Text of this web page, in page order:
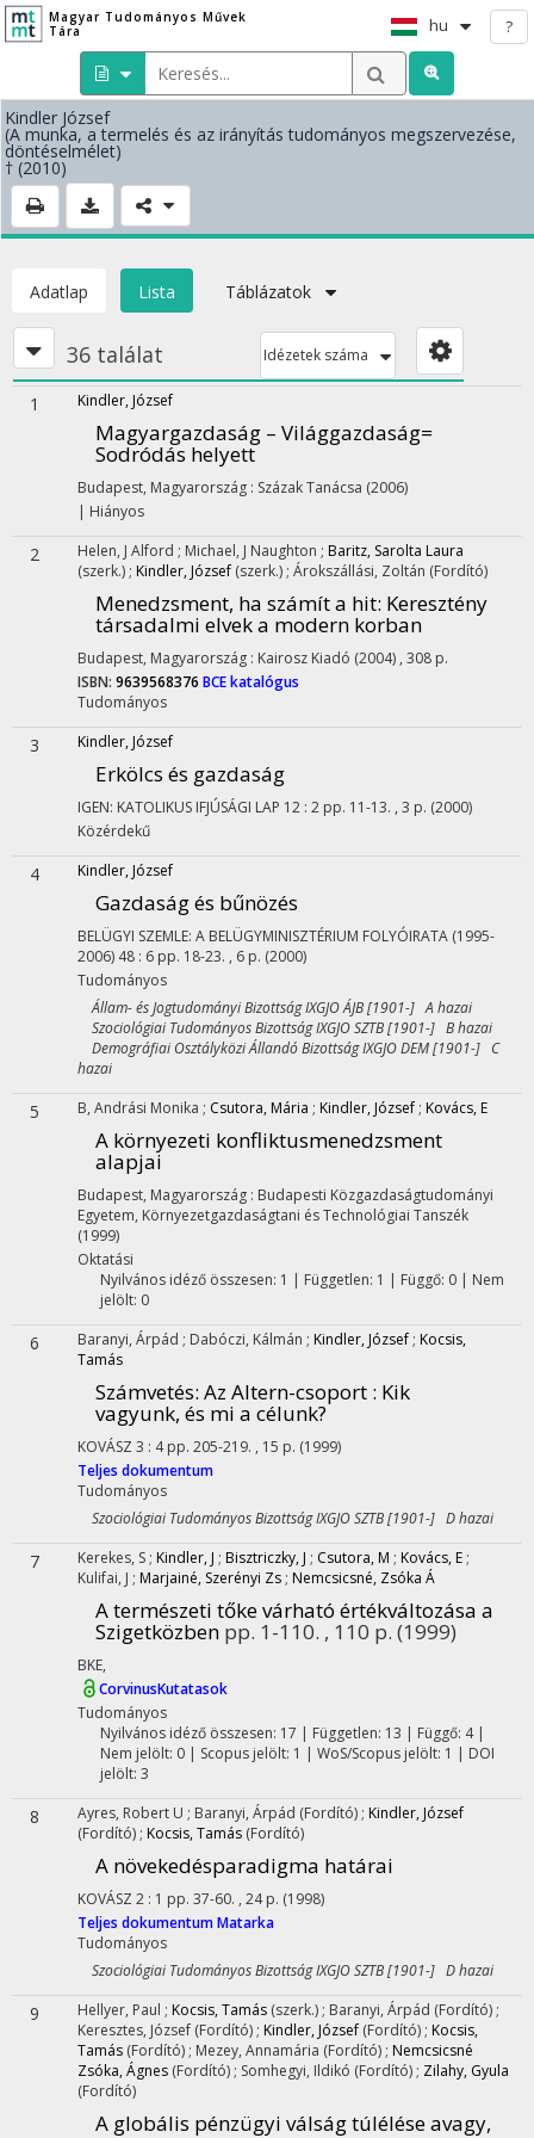
Magyar Tudományos Művek
Tára
hu ?
Kindler József
(A munka, a termelés és az irányítás tudományos megszervezése,
döntéselmélet)
† (2010)
Adatlap Lista Táblázatok
36 találat Idézetek száma
1 Kindler, József
Magyargazdaság – Világgazdaság=
Sodródás helyett
Budapest, Magyarország : Százak Tanácsa (2006)
| Hiányos
2 Helen, J Alford ; Michael, J Naughton ; Baritz, Sarolta Laura
(szerk.) ; Kindler, József (szerk.) ; Árokszállási, Zoltán (Fordító)
Menedzsment, ha számít a hit: Keresztény
társadalmi elvek a modern korban
Budapest, Magyarország : Kairosz Kiadó (2004) , 308 p.
ISBN: 9639568376 BCE katalógus
Tudományos
3 Kindler, József
Erkölcs és gazdaság
IGEN: KATOLIKUS IFJÚSÁGI LAP 12 : 2 pp. 11-13. , 3 p. (2000)
Közérdekű
4 Kindler, József
Gazdaság és bűnözés
BELÜGYI SZEMLE: A BELÜGYMINISZTÉRIUM FOLYÓIRATA (1995-
2006) 48 : 6 pp. 18-23. , 6 p. (2000)
Tudományos
Állam- és Jogtudományi Bizottság IXGJO ÁJB [1901-] A hazai
Szociológiai Tudományos Bizottság IXGJO SZTB [1901-] B hazai
Demográfiai Osztályközi Állandó Bizottság IXGJO DEM [1901-] C
hazai
5 B, Andrási Monika ; Csutora, Mária ; Kindler, József ; Kovács, E
A környezeti konfliktusmenedzsment
alapjai
Budapest, Magyarország : Budapesti Közgazdaságtudományi
Egyetem, Környezetgazdaságtani és Technológiai Tanszék
(1999)
Oktatási
Nyilvános idéző összesen: 1 | Független: 1 | Függő: 0 | Nem
jelölt: 0
6 Baranyi, Árpád ; Dabóczi, Kálmán ; Kindler, József ; Kocsis,
Tamás
Számvetés: Az Altern-csoport : Kik
vagyunk, és mi a célunk?
KOVÁSZ 3 : 4 pp. 205-219. , 15 p. (1999)
Teljes dokumentum
Tudományos
Szociológiai Tudományos Bizottság IXGJO SZTB [1901-] D hazai
7 Kerekes, S ; Kindler, J ; Bisztriczky, J ; Csutora, M ; Kovács, E ;
Kulifai, J ; Marjainé, Szerényi Zs ; Nemcsicsné, Zsóka Á
A természeti tőke várható értékváltozása a
Szigetközben pp. 1-110. , 110 p. (1999)
BKE,
CorvinusKutatasok
Tudományos
Nyilvános idéző összesen: 17 | Független: 13 | Függő: 4 |
Nem jelölt: 0 | Scopus jelölt: 1 | WoS/Scopus jelölt: 1 | DOI
jelölt: 3
8 Ayres, Robert U ; Baranyi, Árpád (Fordító) ; Kindler, József
(Fordító) ; Kocsis, Tamás (Fordító)
A növekedésparadigma határai
KOVÁSZ 2 : 1 pp. 37-60. , 24 p. (1998)
Teljes dokumentumMatarka
Tudományos
Szociológiai Tudományos Bizottság IXGJO SZTB [1901-] D hazai
9 Hellyer, Paul ; Kocsis, Tamás (szerk.) ; Baranyi, Árpád (Fordító) ;
Keresztes, József (Fordító) ; Kindler, József (Fordító) ; Kocsis,
Tamás (Fordító) ; Mezey, Annamária (Fordító) ; Nemcsicsné
Zsóka, Ágnes (Fordító) ; Somhegyi, Ildikó (Fordító) ; Zilahy, Gyula
(Fordító)
A globális pénzügyi válság túlélése avagy,